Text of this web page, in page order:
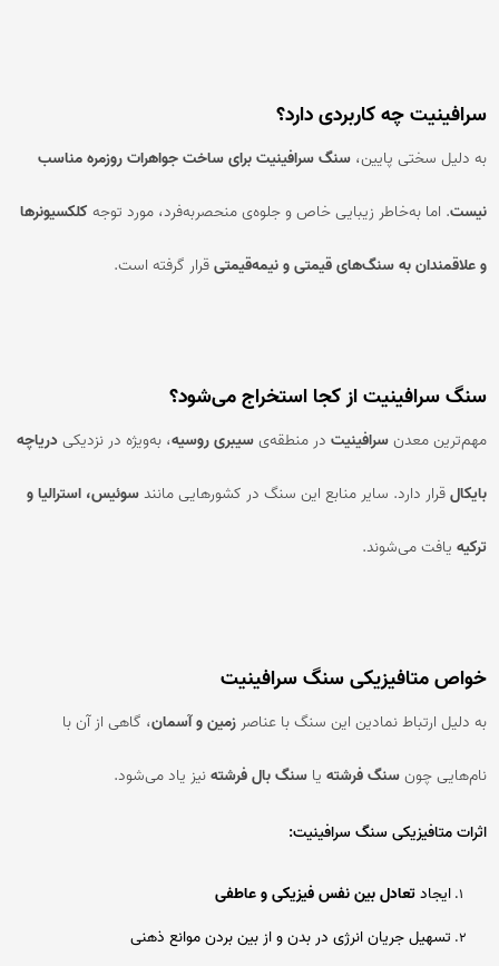
سرافینیت چه کاربردی دارد؟
به دلیل سختی پایین،سنگ سرافینیت برای ساخت جواهرات روزمره مناسب
نیست. اما به‌خاطر زیبایی خاص و جلوه‌ی منحصر‌به‌فرد، مورد توجه کلکسیونرها
و علاقمندان به سنگ‌های قیمتی و نیمه‌قیمتیقرار گرفته است.
سنگ سرافینیت از کجا استخراج می‌شود؟
مهم‌ترین معدنسرافینیت در منطقه‌یسیبری روسیه، به‌ویژه در نزدیکیدریاچه
بایکالقرار دارد. سایر منابع این سنگ در کشورهایی مانندسوئیس، استرالیا و
ترکیه یافت می‌شوند.
خواص متافیزیکی سنگ سرافینیت
به دلیل ارتباط نمادین این سنگ با عناصرزمین و آسمان، گاهی از آن با
نام‌هایی چونسنگ فرشته یاسنگ بال فرشتهنیز یاد می‌شود.
اثرات متافیزیکی سنگ سرافینیت:
ایجادتعادل بین نفس فیزیکی و عاطفی
تسهیل جریان انرژی در بدن و از بین بردن موانع ذهنی